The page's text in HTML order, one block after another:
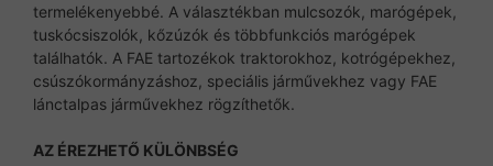
termelékenyebbé. A választékban mulcsozók, marógépek,
tuskócsiszolók, kőzúzók és többfunkciós marógépek
találhatók. A FAE tartozékok traktorokhoz, kotrógépekhez,
csúszókormányzáshoz, speciális járművekhez vagy FAE
lánctalpas járművekhez rögzíthetők.
AZ ÉREZHETŐ KÜLÖNBSÉG